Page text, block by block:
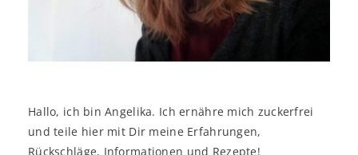
Hallo, ich bin Angelika. Ich ernähre mich zuckerfrei
und teile hier mit Dir meine Erfahrungen,
Rückschläge, Informationen und Rezepte!